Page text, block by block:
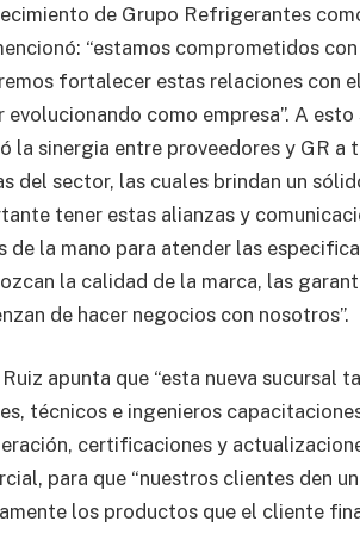
de Grupo Refrigerantes
“estamos comprometidos
fortalecer estas relaciones con
evolucionando como empresa”. A
la sinergia entre proveedores y GR
del sector, las cuales brindan un
tener estas alianzas y
de la mano para atender las
la calidad de la marca, las
de hacer negocios con nosotros”.
apunta que “esta nueva
técnicos e ingenieros
certificaciones y
para que “nuestros clientes den
los productos que el cliente